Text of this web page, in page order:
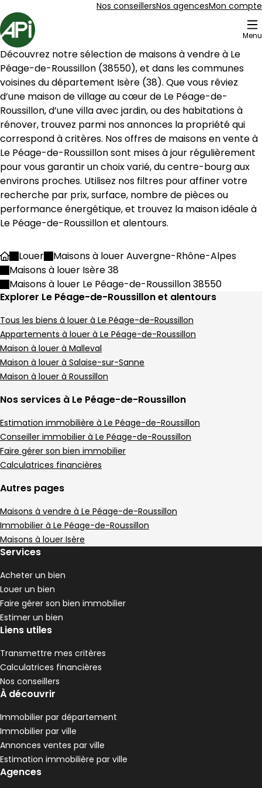
Nos conseillersNos agencesMon compte
Accueil
Menu
16 Maison à louer Le Péage-de-Roussillon (38550)
80 m² Saint-Pierre-de-Bœuf
Aller à l'image1
Aller à l'image2
Aller à l'image3
Aller à l'image4
Saint-Pierre-de-Bœuf - 42520
Maison • 80 m²
Terrain 440 m²
100 m² 4 pièces Malleval
Aller à l'image1
Aller à l'image2
Aller à l'image3
Aller à l'image4
Aller à l'image5
215 000 €
Malleval - 42520
Maison • 4 pièces • 100 m²
DPE :
F 3 chambres
,
Terrain 1264 m²
,
93 m² 2 pièces Roussillon
Aller à l'image1
Aller à l'image2
Aller à l'image3
Aller à l'image4
Aller à l'image5
Roussillon - 38150
Maison • 2 pièces • 93 m²
DPE :
F 1 chambre
,
Terrain 316 m²
,
107 m² 3 pièces Roussillon
Aller à l'image
Aller à l'image
Aller à l'image
Aller à l'image
Aller à l'image
Découvrez notre sélection de maisons à vendre à Le
Péage-de-Roussillon (38550), et dans les communes
voisines du département Isère (38). Que vous rêviez
d’une maison de village au cœur de Le Péage-de-
Roussillon, d’une villa avec jardin, ou des habitations à
rénover, trouvez parmi nos annonces la propriété qui
Le Péage-de-Roussillon sont mises à jour régulièrement
pour vous garantir un choix varié, du centre-bourg aux
environs proches. Utilisez nos filtres pour affiner votre
recherche par prix, surface, nombre de pièces ou
Le Péage-de-Roussillon et alentours.
AccueilLouer
Maisons à louer Auvergne-Rhône-Alpes
Maisons à louer Isère 38
Maisons à louer Le Péage-de-Roussillon 38550
Explorer Le Péage-de-Roussillon et alentours
Tous les biens à louer à Le Péage-de-Roussillon
Appartements à louer à Le Péage-de-Roussillon
Maison à louer à Malleval
Maison à louer à Salaise-sur-Sanne
Maison à louer à Roussillon
Nos services à Le Péage-de-Roussillon
Estimation immobilière à Le Péage-de-Roussillon
Conseiller immobilier à Le Péage-de-Roussillon
Faire gérer son bien immobilier
Calculatrices financières
Autres pages
Maisons à vendre à Le Péage-de-Roussillon
Immobilier à Le Péage-de-Roussillon
Maisons à louer Isère
Services
Acheter un bien
Louer un bien
Faire gérer son bien immobilier
Estimer un bien
Liens utiles
Transmettre mes critères
Calculatrices financières
Nos conseillers
À découvrir
Immobilier par département
Immobilier par ville
Annonces ventes par ville
Estimation immobilière par ville
Agences